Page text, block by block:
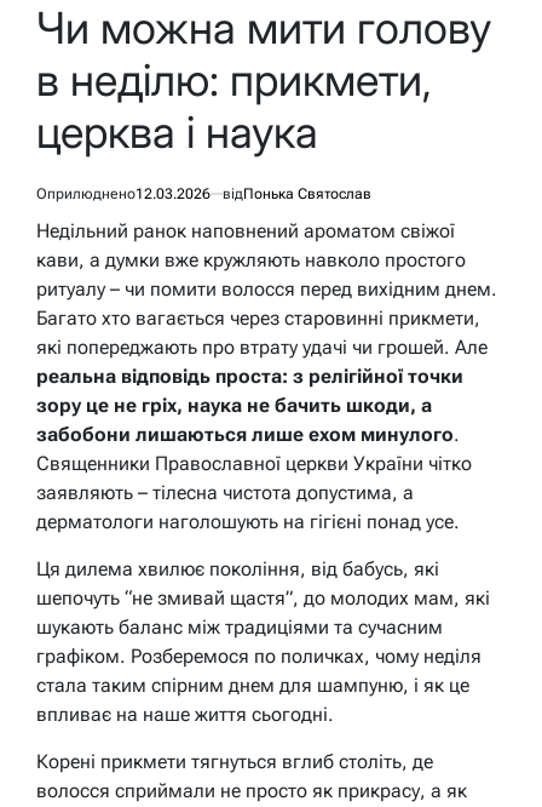
Чи можна мити голову
в неділю: прикмети,
церква і наука
Оприлюднено12.03.2026 відПонька Святослав
Недільний ранок наповнений ароматом свіжої
кави, а думки вже кружляють навколо простого
ритуалу – чи помити волосся перед вихідним днем.
Багато хто вагається через старовинні прикмети,
які попереджають про втрату удачі чи грошей. Але
реальна відповідь проста: з релігійної точки
зору це не гріх, наука не бачить шкоди, а
забобони лишаються лише ехом минулого.
Священники Православної церкви України чітко
заявляють – тілесна чистота допустима, а
дерматологи наголошують на гігієні понад усе.
Ця дилема хвилює покоління, від бабусь, які
шепочуть “не змивай щастя”, до молодих мам, які
шукають баланс між традиціями та сучасним
графіком. Розберемося по поличках, чому неділя
стала таким спірним днем для шампуню, і як це
впливає на наше життя сьогодні.
Корені прикмети тягнуться вглиб століть, де
волосся сприймали не просто як прикрасу, а як